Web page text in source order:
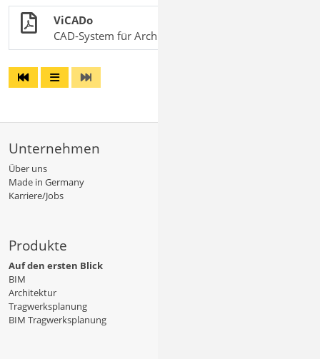
ViCADo
CAD-System für Architektur & Tragwerksplanung
Unternehmen
Über uns
Made in Germany
Karriere/Jobs
Produkte
Auf den ersten Blick
BIM
Architektur
Tragwerksplanung
BIM Tragwerksplanung